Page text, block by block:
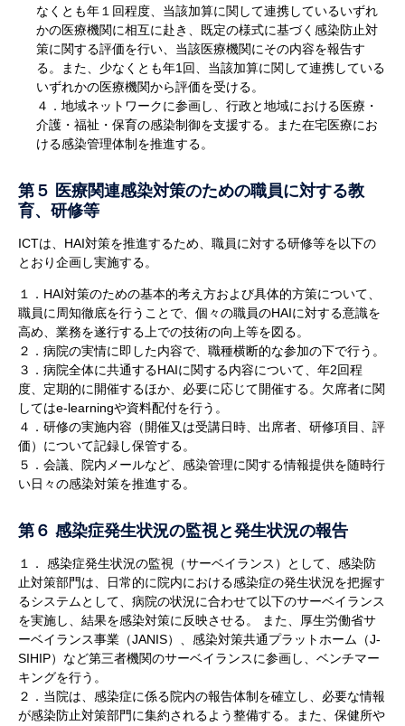
なくとも年１回程度、当該加算に関して連携しているいずれ
かの医療機関に相互に赴き、既定の様式に基づく感染防止対
策に関する評価を行い、当該医療機関にその内容を報告す
る。また、少なくとも年1回、当該加算に関して連携している
いずれかの医療機関から評価を受ける。
４．地域ネットワークに参画し、行政と地域における医療・
介護・福祉・保育の感染制御を支援する。また在宅医療にお
ける感染管理体制を推進する。
第５ 医療関連感染対策のための職員に対する教
育、研修等
ICTは、HAI対策を推進するため、職員に対する研修等を以下の
とおり企画し実施する。
１．HAI対策のための基本的考え方および具体的方策について、
職員に周知徹底を行うことで、個々の職員のHAIに対する意識を
高め、業務を遂行する上での技術の向上等を図る。
２．病院の実情に即した内容で、職種横断的な参加の下で行う。
３．病院全体に共通するHAIに関する内容について、年2回程
度、定期的に開催するほか、必要に応じて開催する。欠席者に関
してはe-learningや資料配付を行う。
４．研修の実施内容（開催又は受講日時、出席者、研修項目、評
価）について記録し保管する。
５．会議、院内メールなど、感染管理に関する情報提供を随時行
い日々の感染対策を推進する。
第６ 感染症発生状況の監視と発生状況の報告
１． 感染症発生状況の監視（サーベイランス）として、感染防
止対策部門は、日常的に院内における感染症の発生状況を把握す
るシステムとして、病院の状況に合わせて以下のサーベイランス
を実施し、結果を感染対策に反映させる。 また、厚生労働省サ
ーベイランス事業（JANIS）、感染対策共通プラットホーム（J-
SIHIP）など第三者機関のサーベイランスに参画し、ベンチマー
キングを行う。
２．当院は、感染症に係る院内の報告体制を確立し、必要な情報
が感染防止対策部門に集約されるよう整備する。また、保健所や